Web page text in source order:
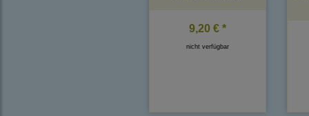
9,20 € *
nicht verfügbar